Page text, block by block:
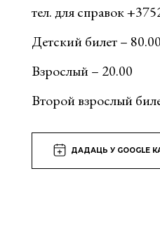
тел. для справок
Детский билет – 80.00
Взрослый – 20.00
Второй взрослый
ДАДАЦЬ У GOOGLE